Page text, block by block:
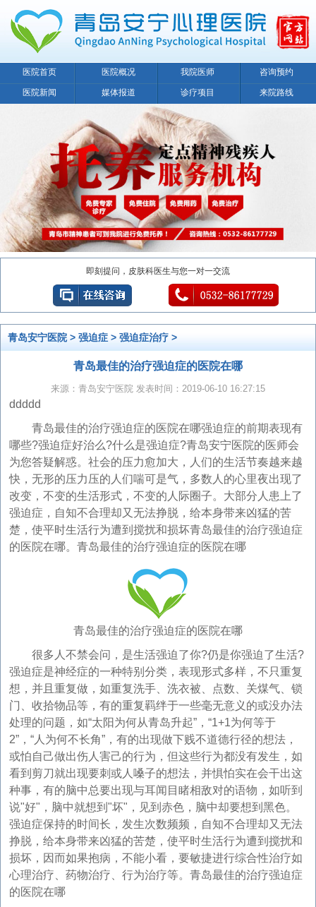
医院首页 医院概况 我院医师 咨询预约
医院新闻 媒体报道 诊疗项目 来院路线
即刻提问，皮肤科医生与您一对一交流
青岛安宁医院> 强迫症 > 强迫症治疗 >
青岛最佳的治疗强迫症的医院在哪
来源：青岛安宁医院 发表时间：2019-06-10 16:27:15
ddddd
青岛最佳的治疗强迫症的医院在哪强迫症的前期表现有
哪些?强迫症好治么?什么是强迫症?青岛安宁医院的医师会
为您答疑解惑。社会的压力愈加大，人们的生活节奏越来越
快，无形的压力压的人们喘可是气，多数人的心里夜出现了
改变，不变的生活形式，不变的人际圈子。大部分人患上了
强迫症，自知不合理却又无法挣脱，给本身带来凶猛的苦
楚，使平时生活行为遭到搅扰和损坏青岛最佳的治疗强迫症
的医院在哪。青岛最佳的治疗强迫症的医院在哪
青岛最佳的治疗强迫症的医院在哪
很多人不禁会问，是生活强迫了你?仍是你强迫了生活?
强迫症是神经症的一种特别分类，表现形式多样，不只重复
想，并且重复做，如重复洗手、洗衣被、点数、关煤气、锁
门、收拾物品等，有的重复羁绊于一些毫无意义的或没办法
处理的问题，如“太阳为何从青岛升起”，“1+1为何等于
2”，“人为何不长角”，有的出现做下贱不道德行径的想法，
或怕自己做出伤人害己的行为，但这些行为都没有发生，如
看到剪刀就出现要刺或人嗓子的想法，并惧怕实在会干出这
种事，有的脑中总要出现与耳闻目睹相敌对的语物，如听到
说"好"，脑中就想到"坏"，见到赤色，脑中却要想到黑色。
强迫症保持的时间长，发生次数频频，自知不合理却又无法
挣脱，给本身带来凶猛的苦楚，使平时生活行为遭到搅扰和
损坏，因而如果抱病，不能小看，要敏捷进行综合性治疗如
心理治疗、药物治疗、行为治疗等。青岛最佳的治疗强迫症
的医院在哪